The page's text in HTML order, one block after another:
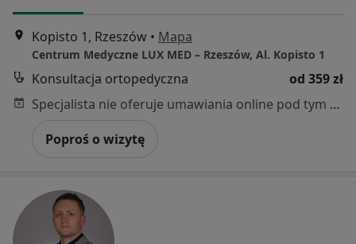
Kopisto 1, Rzeszów • Mapa
Centrum Medyczne LUX MED – Rzeszów, Al. Kopisto 1
Konsultacja ortopedyczna
od 359 zł
Specjalista nie oferuje umawiania online pod tym adresem.
Poproś o wizytę